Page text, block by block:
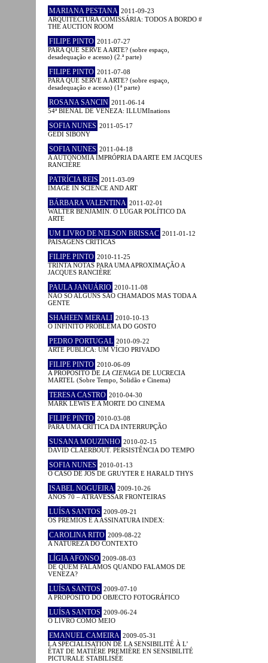
MARIANA PESTANA 2011-09-23
ARQUITECTURA COMISSÁRIA: TODOS A BORDO #
THE AUCTION ROOM
FILIPE PINTO 2011-07-27
PARA QUE SERVE A ARTE? (sobre espaço,
desadequação e acesso) (2.ª parte)
FILIPE PINTO 2011-07-08
PARA QUE SERVE A ARTE? (sobre espaço,
desadequação e acesso) (1ª parte)
ROSANA SANCIN 2011-06-14
54ª BIENAL DE VENEZA: ILLUMInations
SOFIA NUNES 2011-05-17
GEDI SIBONY
SOFIA NUNES 2011-04-18
A AUTONOMIA IMPRÓPRIA DA ARTE EM JACQUES
RANCIÈRE
PATRÍCIA REIS 2011-03-09
IMAGE IN SCIENCE AND ART
BÁRBARA VALENTINA 2011-02-01
WALTER BENJAMIN. O LUGAR POLÍTICO DA
ARTE
UM LIVRO DE NELSON BRISSAC 2011-01-12
PAISAGENS CRÍTICAS
FILIPE PINTO 2010-11-25
TRINTA NOTAS PARA UMA APROXIMAÇÃO A
JACQUES RANCIÈRE
PAULA JANUÁRIO 2010-11-08
NÃO SÓ ALGUNS SÃO CHAMADOS MAS TODA A
GENTE
SHAHEEN MERALI 2010-10-13
O INFINITO PROBLEMA DO GOSTO
PEDRO PORTUGAL 2010-09-22
ARTE PÚBLICA: UM VÍCIO PRIVADO
FILIPE PINTO 2010-06-09
A PROPÓSITO DE LA CIENAGA DE LUCRECIA
MARTEL (Sobre Tempo, Solidão e Cinema)
TERESA CASTRO 2010-04-30
MARK LEWIS E A MORTE DO CINEMA
FILIPE PINTO 2010-03-08
PARA UMA CRÍTICA DA INTERRUPÇÃO
SUSANA MOUZINHO 2010-02-15
DAVID CLAERBOUT. PERSISTÊNCIA DO TEMPO
SOFIA NUNES 2010-01-13
O CASO DE JOS DE GRUYTER E HARALD THYS
ISABEL NOGUEIRA 2009-10-26
ANOS 70 – ATRAVESSAR FRONTEIRAS
LUÍSA SANTOS 2009-09-21
OS PRÉMIOS E A ASSINATURA INDEX:
CAROLINA RITO 2009-08-22
A NATUREZA DO CONTEXTO
LÍGIA AFONSO 2009-08-03
DE QUEM FALAMOS QUANDO FALAMOS DE
VENEZA?
LUÍSA SANTOS 2009-07-10
A PROPÓSITO DO OBJECTO FOTOGRÁFICO
LUÍSA SANTOS 2009-06-24
O LIVRO COMO MEIO
EMANUEL CAMEIRA 2009-05-31
LA SPÉCIALISATION DE LA SENSIBILITÉ À L’
ÉTAT DE MATIÈRE PREMIÈRE EN SENSIBILITÉ
PICTURALE STABILISÉE